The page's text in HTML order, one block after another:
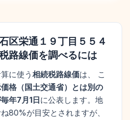
区栄通１９丁目５５４
路線価を調べるには
に使う 相続税路線価は、 こ
格 （ 国土交通省）とは別の
年7月1日に公表します。 地
80%が目安とされますが、